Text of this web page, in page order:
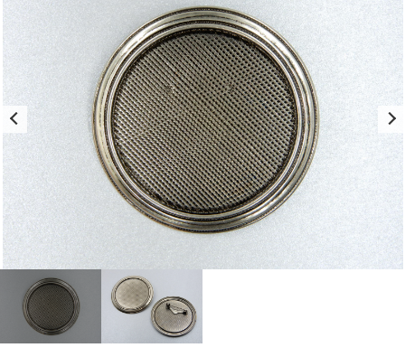
数量
（税込）
ショッピングを続ける
カートを確認する
すべての商品
★訳ありアウトレット★
【メッキ付】 製品
【メッキ付】 ブローチ台
【はめこみパーツ】 銅板
【はめこみパーツ】 アルミ板
【はめこみパーツ】 アミ
【表金具】 皿・ミール皿
★訳ありアウトレット★
【メッキ付】 製品
【メッキ付】 ブローチ台
【はめこみパーツ】 銅板
【はめこみパーツ】 アルミ板
【はめこみパーツ】 アミ
【表金具】 皿・ミール皿
こだわり検索
親カテゴリ
子カテゴリ
価格帯
～
その他
在庫あり セール